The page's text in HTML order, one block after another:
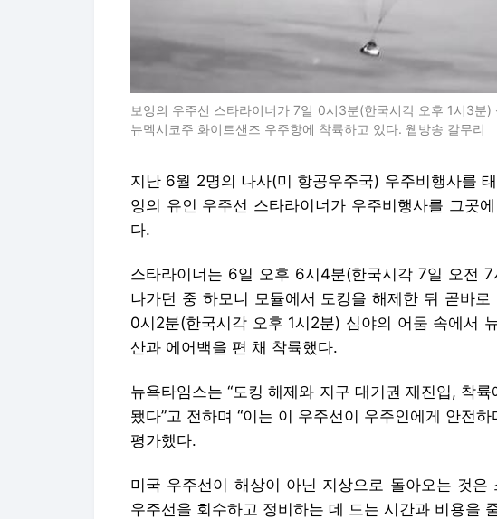
보잉의 우주선 스타라이너가 7일 0시3분(한국시각 오후 1시3분
뉴멕시코주 화이트샌즈 우주항에 착륙하고 있다. 웹방송 갈무리
지난 6월 2명의 나사(미 항공우주국) 우주비행사를
잉의 유인 우주선 스타라이너가 우주비행사를 그곳
다.
스타라이너는 6일 오후 6시4분(한국시각 7일 오전
나가던 중 하모니 모듈에서 도킹을 해제한 뒤 곧바
0시2분(한국시각 오후 1시2분) 심야의 어둠 속에서
산과 에어백을 편 채 착륙했다.
뉴욕타임스는 “도킹 해제와 지구 대기권 재진입, 착
됐다”고 전하며 “이는 이 우주선이 우주인에게 안전
평가했다.
미국 우주선이 해상이 아닌 지상으로 돌아오는 것은
우주선을 회수하고 정비하는 데 드는 시간과 비용을